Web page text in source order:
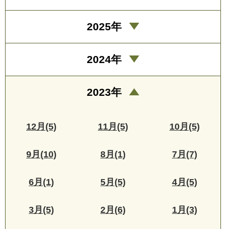
2025年
2024年
2023年
12月(5) 11月(5) 10月(5)
9月(10) 8月(1) 7月(7)
6月(1) 5月(5) 4月(5)
3月(5) 2月(6) 1月(3)